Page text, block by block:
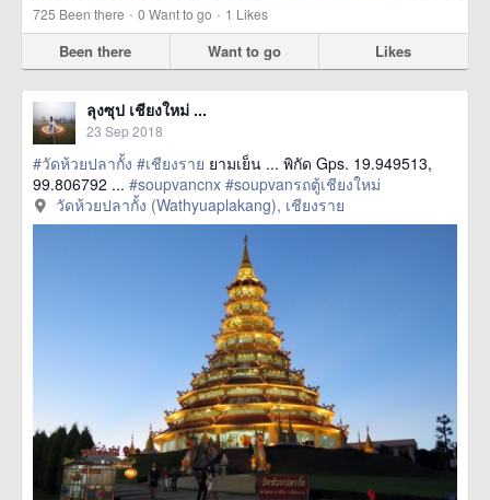
725 Been there · 0 Want to go · 1 Likes
Been there Want to go Likes
ลุงซุป เชียงใหม่ ...
23 Sep 2018
#วัดห้วยปลากั้ง #เชียงราย ยามเย็น ... พิกัด Gps. 19.949513,
99.806792 ... #soupvancnx #soupvanรถตู้เชียงใหม่
วัดห้วยปลากั้ง (Wathyuaplakang), เชียงราย